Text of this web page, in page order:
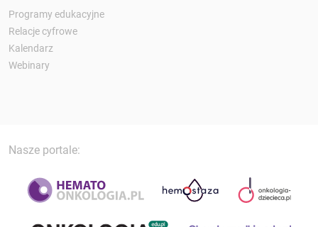
Programy edukacyjne
Relacje cyfrowe
Kalendarz
Webinary
Nasze portale: